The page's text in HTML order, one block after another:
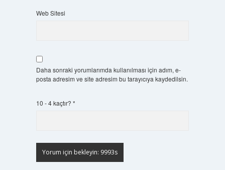
Web Sitesi
Daha sonraki yorumlarımda kullanılması için adım, e-
posta adresim ve site adresim bu tarayıcıya kaydedilsin.
10 - 4 kaçtır? *